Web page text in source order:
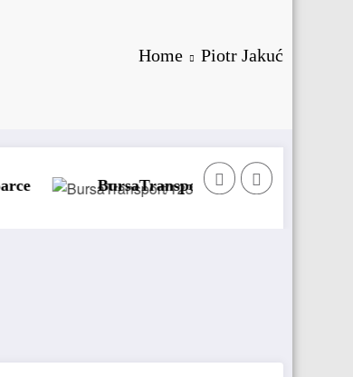
Home Piotr Jakuć
BursaTransport/123cargo introduce o nouă